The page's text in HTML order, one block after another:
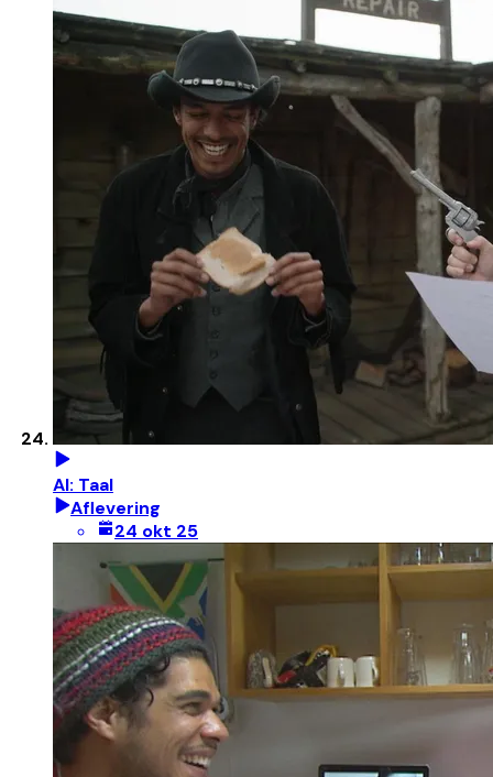
AI: Taal
Aflevering
24 okt 25